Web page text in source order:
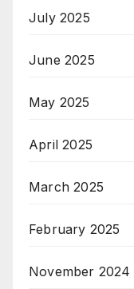
July 2025
June 2025
May 2025
April 2025
March 2025
February 2025
November 2024